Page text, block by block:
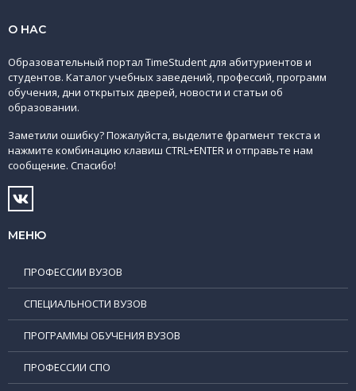
О НАС
Образовательный портал TimeStudent для абитуриентов и
студентов. Каталог учебных заведений, профессий, программ
обучения, дни открытых дверей, новости и статьи об
образовании.
Заметили ошибку? Пожалуйста, выделите фрагмент текста и
нажмите комбинацию клавиш CTRL+ENTER и отправьте нам
сообщение. Спасибо!
МЕНЮ
ПРОФЕССИИ ВУЗОВ
СПЕЦИАЛЬНОСТИ ВУЗОВ
ПРОГРАММЫ ОБУЧЕНИЯ ВУЗОВ
ПРОФЕССИИ СПО